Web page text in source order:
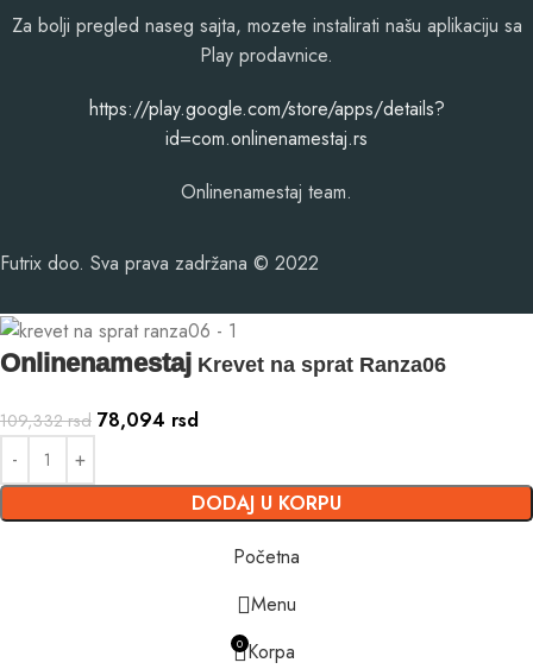
Za bolji pregled naseg sajta, mozete instalirati našu aplikaciju sa
Play prodavnice.
​https://play.google.com/store/apps/details?
id=com.onlinenamestaj.rs
Onlinenamestaj team.
Futrix doo. Sva prava zadržana © 2022
Onlinenamestaj Krevet na sprat Ranza06
109,332rsd 78,094 rsd
DODAJ U KORPU
Početna
Menu
0 Korpa